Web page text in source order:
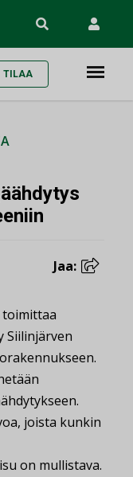
TILAA
Jaa:
toimittaa
Siilinjärven
joista kunkin
on mullistava.